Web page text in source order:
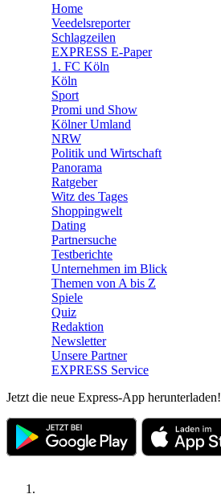
🛒 Shoppingwelt
Home
Veedelsreporter
Schlagzeilen
EXPRESS E-Paper
1. FC Köln
Köln
Sport
Promi und Show
Kölner Umland
NRW
Politik und Wirtschaft
Panorama
Ratgeber
Witz des Tages
Shoppingwelt
Dating
Partnersuche
Testberichte
Unternehmen im Blick
Themen von A bis Z
Spiele
Quiz
Redaktion
Newsletter
Unsere Partner
EXPRESS Service
Jetzt die neue Express-App herunterladen!